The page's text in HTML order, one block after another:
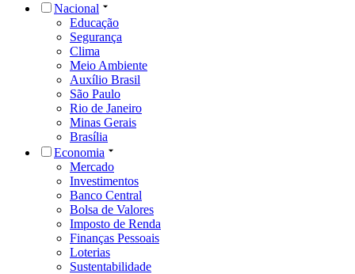
Nacional
Educação
Segurança
Clima
Meio Ambiente
Auxílio Brasil
São Paulo
Rio de Janeiro
Minas Gerais
Brasília
Economia
Mercado
Investimentos
Banco Central
Bolsa de Valores
Imposto de Renda
Finanças Pessoais
Loterias
Sustentabilidade